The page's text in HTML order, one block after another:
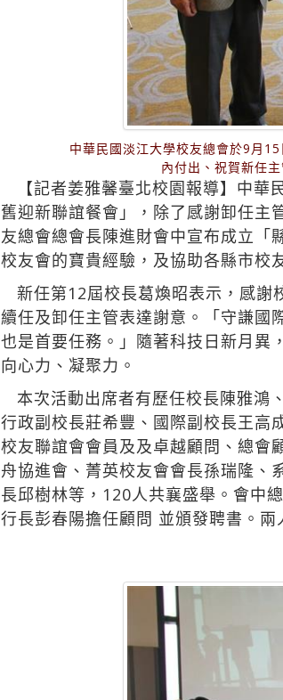
中華民國淡江大學校友總會於9月
內付出、祝賀新任
【記者姜雅馨臺北校園報導】中
舊迎新聯誼餐會」，除了感謝卸任主
友總會總會長陳進財會中宣布成立「
校友會的寶貴經驗，及協助各縣市校
新任第12屆校長葛煥昭表示，感謝
續任及卸任主管表達謝意。「守謙國
也是首要任務。」隨著科技日新月異
向心力、凝聚力。
本次活動出席者有歷任校長陳雅鴻
行政副校長莊希豐、國際副校長王高
校友聯誼會會員及及卓越顧問、總會
舟協進會、菁英校友會會長孫瑞隆、
長邱樹林等，120人共襄盛舉。會中
行長彭春陽擔任顧問 並頒發聘書。